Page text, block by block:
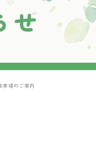
を飼ったら行うこと
ミングサロン・ペットホ
せ
車場のご案内